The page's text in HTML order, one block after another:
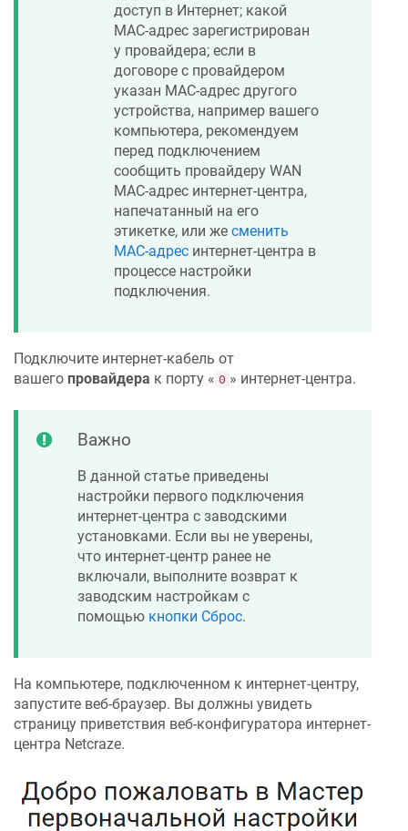
доступ в Интернет; какой
МАС-адрес зарегистрирован
у провайдера; если в
договоре с провайдером
указан MAC-адрес другого
устройства, например вашего
компьютера, рекомендуем
перед подключением
сообщить провайдеру WAN
MAC-адрес интернет‐центра,
напечатанный на его
этикетке, или же сменить
MAC-адрес интернет‐центра в
процессе настройки
подключения.
Подключите интернет-кабель от
вашего провайдера к порту « 0 » интернет-центра.
Важно
В данной статье приведены
настройки первого подключения
интернет-центра с заводскими
установками. Если вы не уверены,
что интернет-центр ранее не
включали, выполните возврат к
заводским настройкам с
помощью кнопки Сброс.
На компьютере, подключенном к интернет-центру,
запустите веб-браузер. Вы должны увидеть
страницу приветствия веб-конфигуратора интернет-
центра Netcraze.